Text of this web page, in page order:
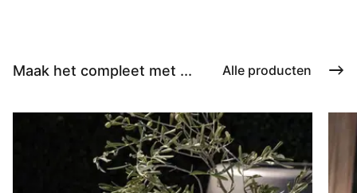
Maak het compleet met ... Alle producten